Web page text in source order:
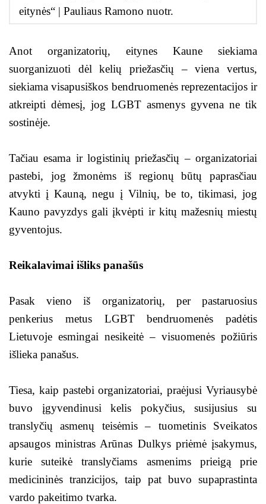
eitynės“ | Pauliaus Ramono nuotr.
Anot organizatorių, eitynes Kaune siekiama
suorganizuoti dėl kelių priežasčių – viena vertus,
siekiama visapusiškos bendruomenės reprezentacijos ir
atkreipti dėmesį, jog LGBT asmenys gyvena ne tik
sostinėje.
Tačiau esama ir logistinių priežasčių – organizatoriai
pastebi, jog žmonėms iš regionų būtų paprasčiau
atvykti į Kauną, negu į Vilnių, be to, tikimasi, jog
Kauno pavyzdys gali įkvėpti ir kitų mažesnių miestų
gyventojus.
Reikalavimai išliks panašūs
Pasak vieno iš organizatorių, per pastaruosius
penkerius metus LGBT bendruomenės padėtis
Lietuvoje esmingai nesikeitė – visuomenės požiūris
išlieka panašus.
Tiesa, kaip pastebi organizatoriai, praėjusi Vyriausybė
buvo įgyvendinusi kelis pokyčius, susijusius su
translyčių asmenų teisėmis – tuometinis Sveikatos
apsaugos ministras Arūnas Dulkys priėmė įsakymus,
kurie suteikė translyčiams asmenims prieigą prie
medicininės tranzicijos, taip pat buvo supaprastinta
vardo pakeitimo tvarka.